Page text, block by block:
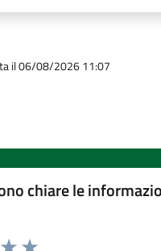
il 06/08/2026 11:07
chiare le
stelle la pagina